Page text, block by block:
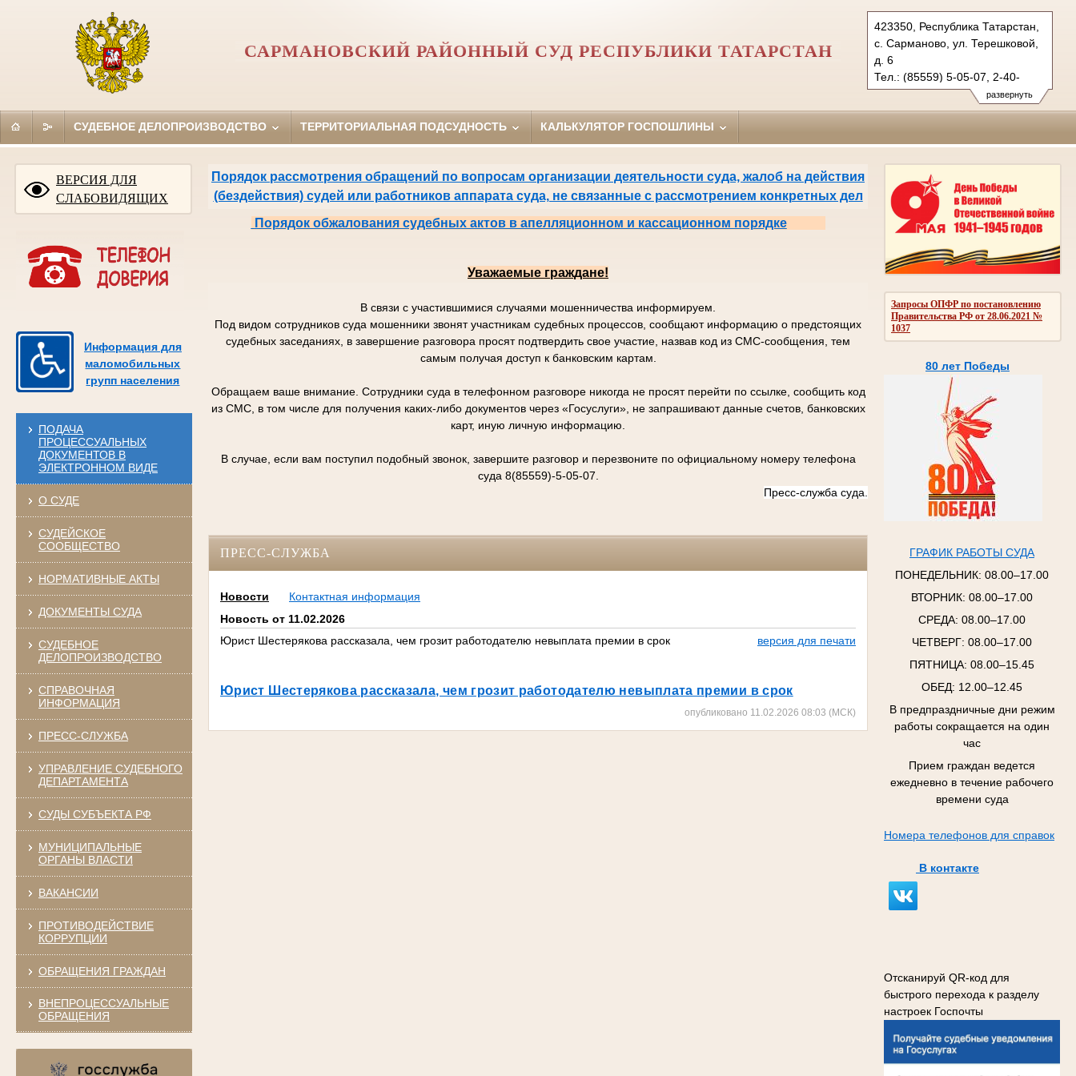
развернуть
423350, Республика Татарстан,
с. Сарманово, ул. Терешковой,
д. 6
Тел.: (85559) 5-05-07, 2-40-
35 (ф.)
sarmanovsky.tat@sudrf.ru
САРМАНОВСКИЙ РАЙОННЫЙ СУД РЕСПУБЛИКИ ТАТАРСТАН
СУДЕБНОЕ ДЕЛОПРОИЗВОДСТВО ТЕРРИТОРИАЛЬНАЯ ПОДСУДНОСТЬ КАЛЬКУЛЯТОР ГОСПОШЛИНЫ
ВЕРСИЯ ДЛЯ
СЛАБОВИДЯЩИХ
Информация для
маломобильных
групп населения
ПОДАЧА
ПРОЦЕССУАЛЬНЫХ
ДОКУМЕНТОВ В
ЭЛЕКТРОННОМ ВИДЕ
О СУДЕ
СУДЕЙСКОЕ
СООБЩЕСТВО
НОРМАТИВНЫЕ АКТЫ
ДОКУМЕНТЫ СУДА
СУДЕБНОЕ
ДЕЛОПРОИЗВОДСТВО
СПРАВОЧНАЯ
ИНФОРМАЦИЯ
ПРЕСС-СЛУЖБА
УПРАВЛЕНИЕ СУДЕБНОГО
ДЕПАРТАМЕНТА
СУДЫ СУБЪЕКТА РФ
МУНИЦИПАЛЬНЫЕ
ОРГАНЫ ВЛАСТИ
ВАКАНСИИ
ПРОТИВОДЕЙСТВИЕ
КОРРУПЦИИ
ОБРАЩЕНИЯ ГРАЖДАН
ВНЕПРОЦЕССУАЛЬНЫЕ
ОБРАЩЕНИЯ
Запросы ОПФР по постановлению
Правительства РФ от 28.06.2021 №
1037
80 лет Победы
ГРАФИК РАБОТЫ СУДА
ПОНЕДЕЛЬНИК: 08.00–17.00
ВТОРНИК: 08.00–17.00
СРЕДА: 08.00–17.00
ЧЕТВЕРГ: 08.00–17.00
ПЯТНИЦА: 08.00–15.45
ОБЕД: 12.00–12.45
В предпраздничные дни режим
работы сокращается на один
час
Прием граждан ведется
ежедневно в течение рабочего
времени суда
Номера телефонов для справок
В контакте
Отсканируй QR-код для
быстрого перехода к разделу
настроек Госпочты
Порядок рассмотрения обращений по вопросам организации деятельности суда, жалоб на действия
(бездействия) судей или работников аппарата суда, не связанные с рассмотрением конкретных дел
Порядок обжалования судебных актов в апелляционном и кассационном порядке
Уважаемые граждане!
В связи с участившимися случаями мошенничества информируем.
Под видом сотрудников суда мошенники звонят участникам судебных процессов, сообщают информацию о предстоящих
судебных заседаниях, в завершение разговора просят подтвердить свое участие, назвав код из СМС-сообщения, тем
самым получая доступ к банковским картам.
Обращаем ваше внимание. Сотрудники суда в телефонном разговоре никогда не просят перейти по ссылке, сообщить код
из СМС, в том числе для получения каких-либо документов через «Госуслуги», не запрашивают данные счетов, банковских
карт, иную личную информацию.
В случае, если вам поступил подобный звонок, завершите разговор и перезвоните по официальному номеру телефона
суда 8(85559)-5-05-07.
Пресс-служба суда.
ПРЕСС-СЛУЖБА
Новости
Контактная информация
Новость от 11.02.2026
Юрист Шестерякова рассказала, чем грозит работодателю невыплата премии в срок
версия для печати
Юрист Шестерякова рассказала, чем грозит работодателю невыплата премии в срок
опубликовано 11.02.2026 08:03 (МСК)